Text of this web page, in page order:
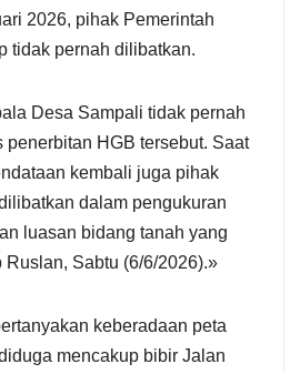
2026, pihak Pemerintah
tidak pernah dilibatkan.
Desa Sampali tidak pernah
penerbitan HGB tersebut. Saat
kembali juga pihak
dalam pengukuran
luasan bidang tanah yang
Ruslan, Sabtu (6/6/2026).»
keberadaan peta
mencakup bibir Jalan